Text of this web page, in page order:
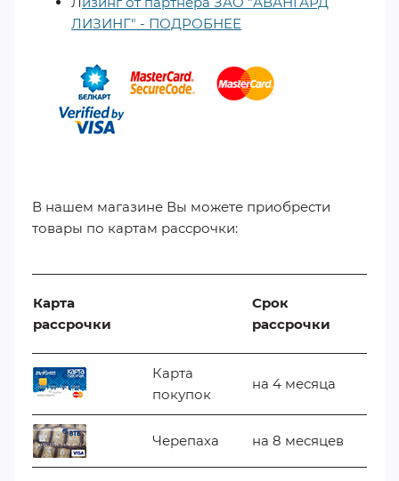
ЛИЗИНГ" - ПОДРОБНЕЕ
В нашем магазине Вы можете приобрести
товары по картам рассрочки:
Карта
рассрочки
Срок
рассрочки
Карта
покупок
на 4 месяца
Черепаха на 8 месяцев